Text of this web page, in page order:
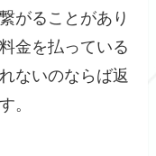
がることがあり
金を払っている
ないのならば返
。